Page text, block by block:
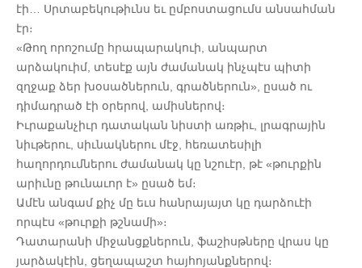
էի… Սրտաբեկութիւնս եւ ըմբոստացումս անսահման
էր։
«Թող որոշումը հրապարակուի, անպարտ
արձակուիմ, տեսէք այն ժամանակ ինչպէս պիտի
զղջաք ձեր խօսածներուն, գրածներուն», ըսած ու
դիմադրած էի օրերով, ամիսներով։
Իւրաքանչիւր դատական նիստի առթիւ, լրագրային
նիւթերու, սիւնակներու մէջ, հեռատեսիլի
հաղորդումներու ժամանակ կը նշուէր, թէ «թուրքին
արիւնը թունաւոր է» ըսած եմ։
Ամէն անգամ քիչ մը եւս հանրայայտ կը դարձուէի
որպէս «թուրքի թշնամի»։
Դատարանի միջանցքներուն, ֆաշիսթները վրաս կը
յարձակէին, ցեղապաշտ հայհոյանքներով։